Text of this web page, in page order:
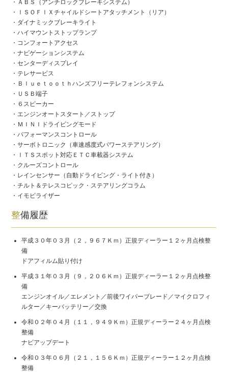
・ＡＢＳ（アンチロックブレーキシステム）
・ＩＳＯＦＩＸチャイルドシートアタッチメント（リア）
・ダイナミックブレーキライト
・ハイマウントストップランプ
・コンフォートアクセス
・ナビゲーションシステム
・センターディスプレイ
・テレサービス
・Ｂｌｕｅｔｏｏｔｈハンズフリーテレフォンシステム
・ＵＳＢ端子
・６スピーカー
・エンジンオートスタート／ストップ
・ＭＩＮＩドライビングモード
・パフォーマンスコントロール
・サーボトロニック（車速感度式パワーステアリング）
・ＩＴＳスポット対応ＥＴＣ車載器システム
・クルーズコントロール
・レインセンサー（自動ドライビング・ライト付き）
・チルト＆テレスコピック・ステアリングコラム
・イモビライザー
整備履歴
平成３０年０３月（２，９６７Ｋｍ）正規ディーラー１２ヶ月点検整
備
ドアフィルム貼り付け
平成３１年０３月（９，２０６Ｋｍ）正規ディーラー１２ヶ月点検整
備
エンジンオイル／エレメント／前後ワイパーブレード／マイクロフィ
ルター／キーバッテリー／交換
令和０２年０４月（１１，９４９Ｋｍ）正規ディーラー２４ヶ月点検
整備
ナビアップデート
令和０３年０６月（２１，１５６Ｋｍ）正規ディーラー１２ヶ月点検
整備